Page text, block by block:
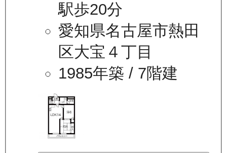
駅歩20分
愛知県名古屋市熱田
区大宝４丁目
1985年築 / 7階建